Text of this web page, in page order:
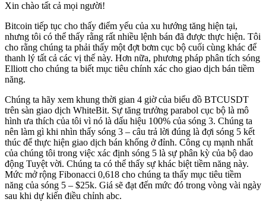
Xin chào tất cả mọi người!
Bitcoin tiếp tục cho thấy điểm yếu của xu hướng tăng hiện tại,
nhưng tôi có thể thấy rằng rất nhiều lệnh bán đã được thực hiện. Tôi
cho rằng chúng ta phải thấy một đợt bơm cục bộ cuối cùng khác để
thanh lý tất cả các vị thế này. Hơn nữa, phương pháp phân tích sóng
Elliott cho chúng ta biết mục tiêu chính xác cho giao dịch bán tiềm
năng.
Chúng ta hãy xem khung thời gian 4 giờ của biểu đồ BTCUSDT
trên sàn giao dịch WhiteBit. Sự tăng trưởng parabol cục bộ là mô
hình ưa thích của tôi vì nó là dấu hiệu 100% của sóng 3. Chúng ta
nên làm gì khi nhìn thấy sóng 3 – câu trả lời đúng là đợi sóng 5 kết
thúc để thực hiện giao dịch bán khống ở đỉnh. Công cụ mạnh nhất
của chúng tôi trong việc xác định sóng 5 là sự phân kỳ của bộ dao
động Tuyệt vời. Chúng ta có thể thấy sự khác biệt tiềm năng này.
Mức mở rộng Fibonacci 0,618 cho chúng ta thấy mục tiêu tiềm
năng của sóng 5 – $25k. Giá sẽ đạt đến mức đó trong vòng vài ngày
sau khi dự kiến ​​điều chỉnh abc.